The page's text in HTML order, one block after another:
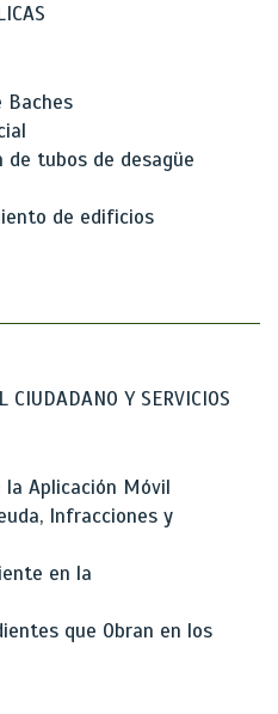
Baches
de tubos de desagüe
de edificios
CIUDADANO Y SERVICIOS
Aplicación Móvil
Infracciones y
en la
que Obran en los